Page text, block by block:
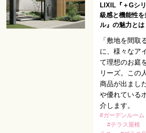
LIXIL『＋Gシ
級感と機能性
ル』の魅力とは
「敷地を間取
に、様々なア
て理想のお庭
リーズ。この
商品が出まし
や優れている
介します。
#ガーデンルーム
#テラス屋根